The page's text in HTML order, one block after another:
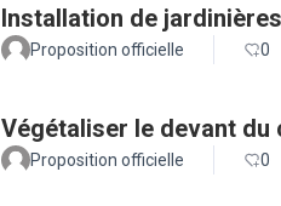
Installation de
Proposition officielle 0
Végétaliser le devant du
Proposition officielle 0